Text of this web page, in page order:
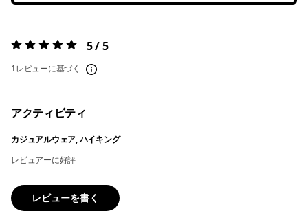
評価:5 / 5 5 / 5
1レビューに基づく
アクティビティ
カジュアルウェア, ハイキング
レビュアーに好評
レビューを書く